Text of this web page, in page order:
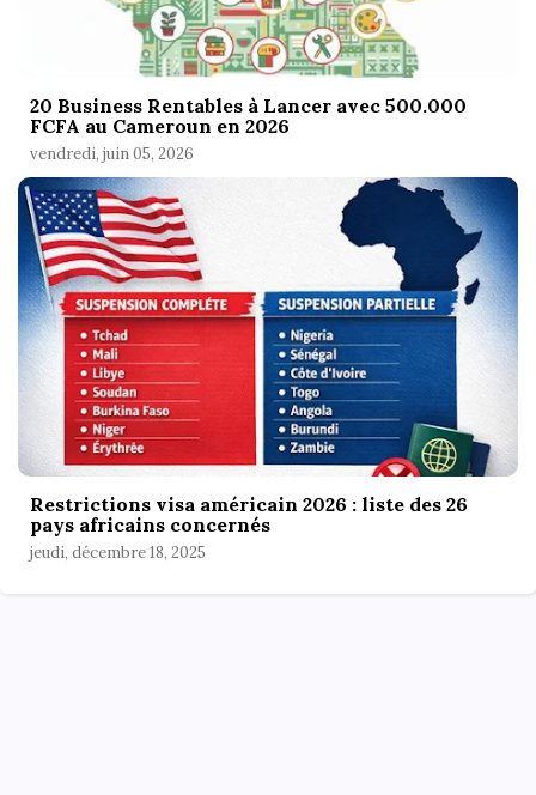
20 Business Rentables à Lancer avec 500.000
FCFA au Cameroun en 2026
vendredi, juin 05, 2026
Restrictions visa américain 2026 : liste des 26
pays africains concernés
jeudi, décembre 18, 2025